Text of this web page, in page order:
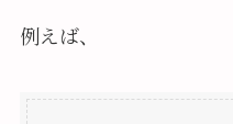
例えば、